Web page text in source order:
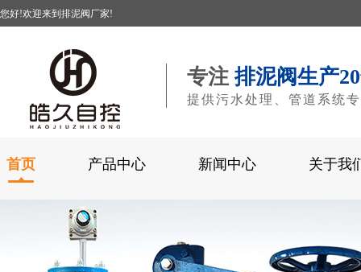
您好!欢迎来到排泥阀厂家!
专注 排泥阀生产
提供污水处理、管道系统
首页 产品中心 新闻中心 关于我